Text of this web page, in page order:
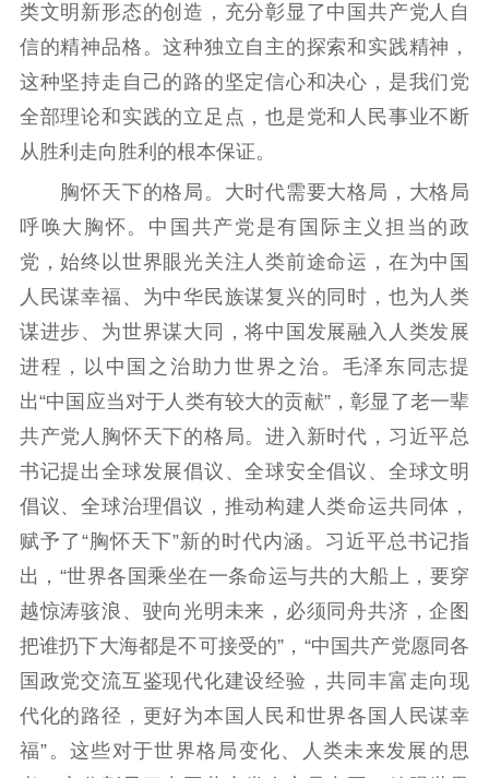
类文明新形态的创造，充分彰显了中国共产党人自
信的精神品格。这种独立自主的探索和实践精神，
这种坚持走自己的路的坚定信心和决心，是我们党
全部理论和实践的立足点，也是党和人民事业不断
从胜利走向胜利的根本保证。
胸怀天下的格局。大时代需要大格局，大格局
呼唤大胸怀。中国共产党是有国际主义担当的政
党，始终以世界眼光关注人类前途命运，在为中国
人民谋幸福、为中华民族谋复兴的同时，也为人类
谋进步、为世界谋大同，将中国发展融入人类发展
进程，以中国之治助力世界之治。毛泽东同志提
出“中国应当对于人类有较大的贡献”，彰显了老一辈
共产党人胸怀天下的格局。进入新时代，习近平总
书记提出全球发展倡议、全球安全倡议、全球文明
倡议、全球治理倡议，推动构建人类命运共同体，
赋予了“胸怀天下”新的时代内涵。习近平总书记指
出，“世界各国乘坐在一条命运与共的大船上，要穿
越惊涛骇浪、驶向光明未来，必须同舟共济，企图
把谁扔下大海都是不可接受的”，“中国共产党愿同各
国政党交流互鉴现代化建设经验，共同丰富走向现
代化的路径，更好为本国人民和世界各国人民谋幸
福”。这些对于世界格局变化、人类未来发展的思